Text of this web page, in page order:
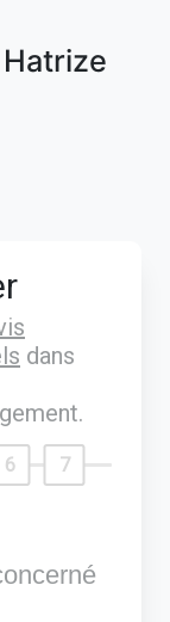
dans
6 7